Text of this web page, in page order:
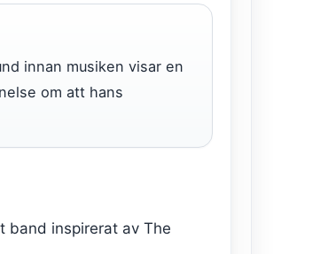
innan musiken visar en
om att hans
band inspirerat av The